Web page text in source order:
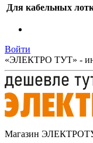
Для кабельных
Войти
«ЭЛЕКТРО ТУТ» -
Магазин